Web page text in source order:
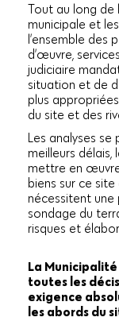
Tout au long de
municipale et
l’ensemble des
d’œuvre,
judiciaire
situation et de
plus
du site et des
Les analyses se
meilleurs délais,
mettre en
biens sur ce
nécessitent une
sondage du
risques et
La
toutes les
exigence
les abords du